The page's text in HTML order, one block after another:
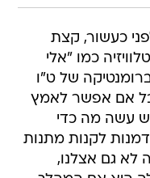
כעשור, קצת
טלוויזיה כמו "אלי
של ט"ו
אם אפשר לאמץ
עשה מה כדי
לקנות מתנות
לא גם אצלנו,